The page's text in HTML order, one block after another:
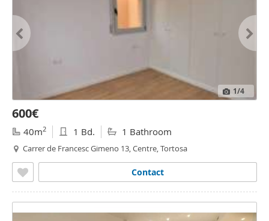
1/4
600€
40m2 1 Bd. 1 Bathroom
Carrer de Francesc Gimeno 13, Centre, Tortosa
Contact